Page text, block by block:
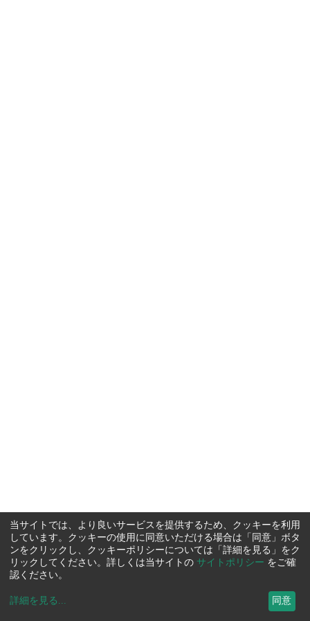
当サイトでは、より良いサービスを提供するため、クッキーを利用
しています。クッキーの使用に同意いただける場合は「同意」ボタ
ンをクリックし、クッキーポリシーについては「詳細を見る」をク
リックしてください。詳しくは当サイトの サイトポリシー をご確
認ください。
詳細を見る ... 同意